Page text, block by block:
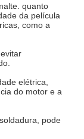
quanto
da película
como a
elétrica,
do motor e a
pode